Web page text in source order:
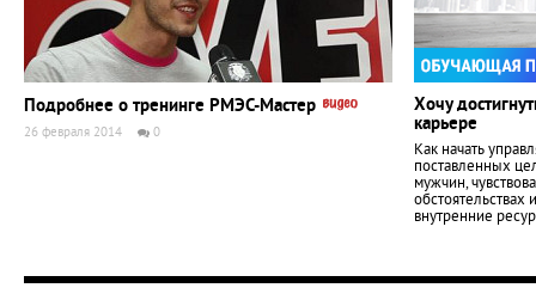
Подробнее о тренинге РМЭС-Мастер
26 февраля 2014 0
Хочу
карьере
Как начать
поставленных
мужчин,
обстоятельствах
внутренние